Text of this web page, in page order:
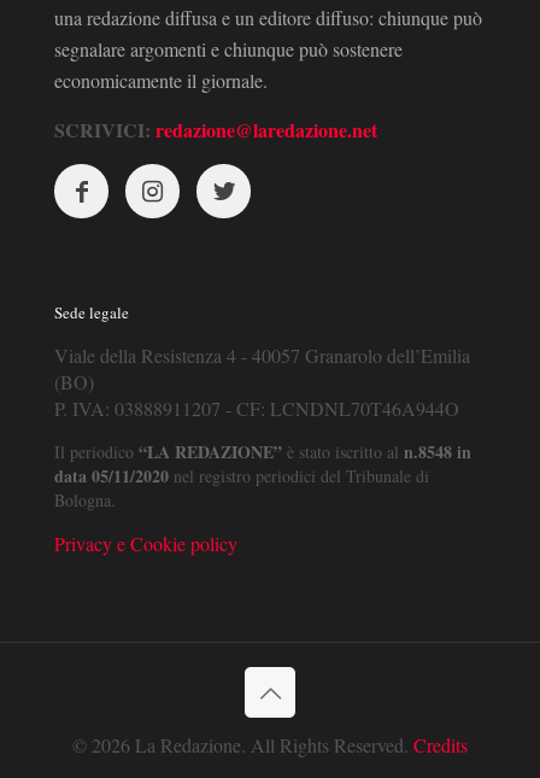
una redazione diffusa e un editore diffuso: chiunque può
segnalare argomenti e chiunque può sostenere
economicamente il giornale.
SCRIVICI: redazione@laredazione.net
Sede legale
Viale della Resistenza 4 - 40057 Granarolo dell’Emilia
(BO)
P. IVA: 03888911207 - CF: LCNDNL70T46A944O
Il periodico “LA REDAZIONE” è stato iscritto al n.8548 in
data 05/11/2020 nel registro periodici del Tribunale di
Bologna.
Privacy e Cookie policy
© 2026 La Redazione. All Rights Reserved. Credits